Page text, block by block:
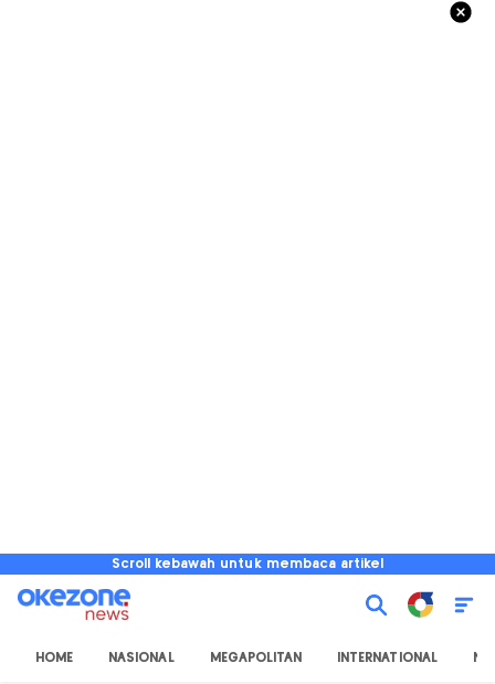
Scroll kebawah untuk membaca artikel
HOME NASIONAL MEGAPOLITAN INTERNATIONAL